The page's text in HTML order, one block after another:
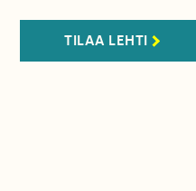
TILAA LEHTI